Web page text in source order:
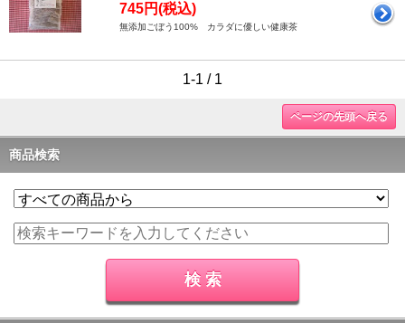
745円(税込)
無添加ごぼう100% カラダに優しい健康茶
1-1 / 1
ページの先頭へ戻る
商品検索